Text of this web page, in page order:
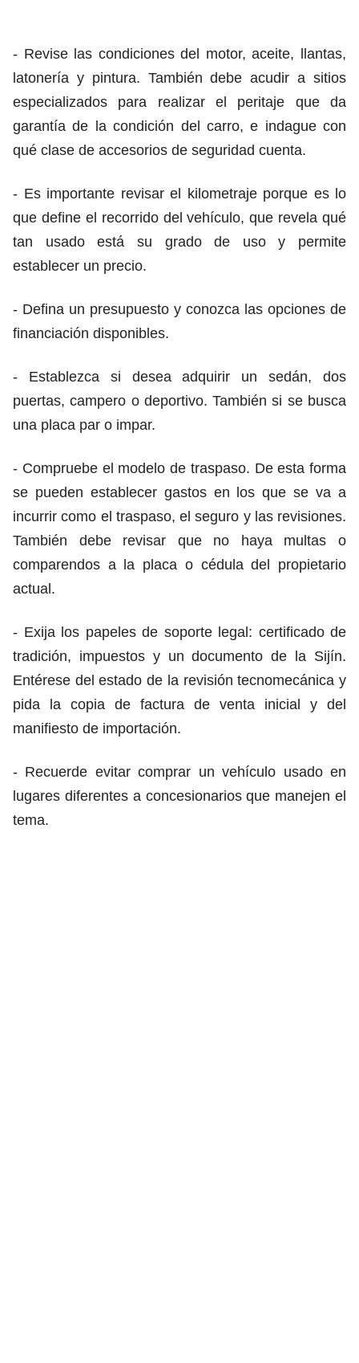
- Revise las condiciones del motor, aceite, llantas,
latonería y pintura. También debe acudir a sitios
especializados para realizar el peritaje que da
garantía de la condición del carro, e indague con
qué clase de accesorios de seguridad cuenta.
- Es importante revisar el kilometraje porque es lo
que define el recorrido del vehículo, que revela qué
tan usado está su grado de uso y permite
establecer un precio.
- Defina un presupuesto y conozca las opciones de
financiación disponibles.
- Establezca si desea adquirir un sedán, dos
puertas, campero o deportivo. También si se busca
una placa par o impar.
- Compruebe el modelo de traspaso. De esta forma
se pueden establecer gastos en los que se va a
incurrir como el traspaso, el seguro y las revisiones.
También debe revisar que no haya multas o
comparendos a la placa o cédula del propietario
actual.
- Exija los papeles de soporte legal: certificado de
tradición, impuestos y un documento de la Sijín.
Entérese del estado de la revisión tecnomecánica y
pida la copia de factura de venta inicial y del
manifiesto de importación.
- Recuerde evitar comprar un vehículo usado en
lugares diferentes a concesionarios que manejen el
tema.